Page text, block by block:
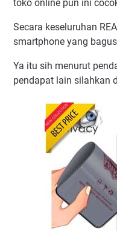
toko online pun ini
Secara keseluruhan
smartphone yang
Ya itu sih menurut
pendapat lain silahkan